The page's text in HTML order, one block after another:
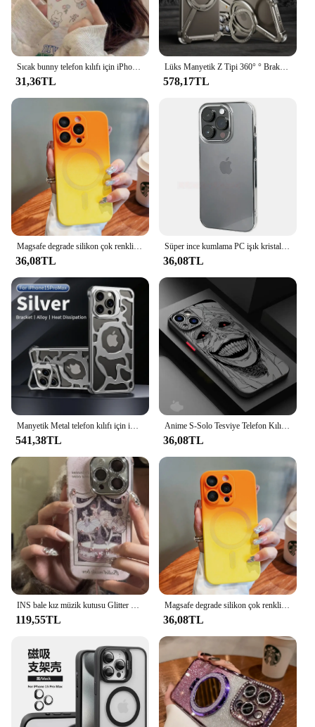
Sıcak bunny telefon kılıfı için iPhone 14 artı 7 8 X XS XR 11 12 13 Pro Max silikon kılıf kapak
31,36TL
Lüks Manyetik Z Tipi 360° ° Braket Titanyum Alaşımlı Telefon Kılıfı iPhone 16 15 14 Pro Max Artı Çerçevesiz Darbeye Dayanıklı Funda Kapakları
578,17TL
Magsafe degrade silikon çok renkli darbeye vaka için lüks iPhone 15 16 14 13 12 11 Pro Max kablosuz şarj kapağı
36,08TL
Süper ince kumlama PC işık kristal temizle telefon kılıfı için iPhone 12 13 14 15 16 Pro Max 14pro kılıfları şeffaf mat kapak
36,08TL
Manyetik Metal telefon kılıfı için iPhone 13 14 15 16 Pro Max görünmez braketi alüminyum alaşım çıkarılabilir ısı dağılımı telefon kapak
541,38TL
Anime S-Solo Tesviye Telefon Kılıfı iPhone 16 15 14 13 12 11 Mini Pro Max X XR XS Max 7 8 Artı Mat Şeffaf Arka Kapak
36,08TL
119,55TL
Magsafe degrade silikon çok renkli darbeye vaka için lüks iPhone 15 13 14 12 11 Pro Max artı kablosuz şarj kapağı
36,08TL